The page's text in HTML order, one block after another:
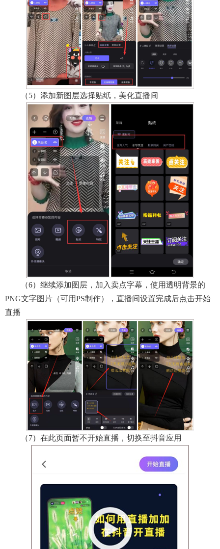
（5）添加新图层选择贴纸，美化直播间
（6）继续添加图层，加入卖点字幕，使用透明背景的
PNG文字图片（可用PS制作），直播间设置完成后点击开始
直播
（7）在此页面暂不开始直播，切换至抖音应用